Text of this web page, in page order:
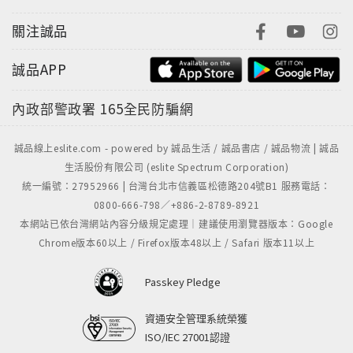
關注誠品
誠品APP
內政部警政署 165全民防騙網
誠品線上eslite.com - powered by 誠品生活 / 誠品書店 / 誠品物流 | 誠品
生活股份有限公司 (eslite Spectrum Corporation)
統一編號：27952966 | 台灣台北市信義區松德路204號B1 服務電話：
0800-666-798／+886-2-8789-8921
本網站已依台灣網站內容分級規定處理｜建議使用瀏覽器版本：Google
Chrome版本60以上 / Firefox版本48以上 / Safari 版本11以上
Passkey Pledge
資通安全管理系統榮獲
ISO/IEC 27001認證